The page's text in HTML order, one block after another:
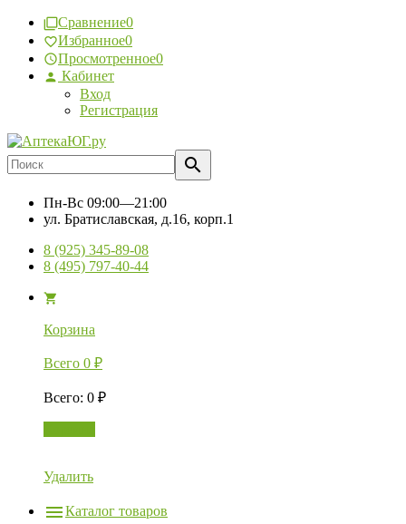
Сравнение0
Избранное0
Просмотренное0
Кабинет
Вход
Регистрация
Пн-Вс 09:00—21:00
ул. Братиславская, д.16, корп.1
8 (925) 345-89-08
8 (495) 797-40-44
Корзина
Всего 0 ₽
Всего: 0 ₽
Удалить
Каталог товаров